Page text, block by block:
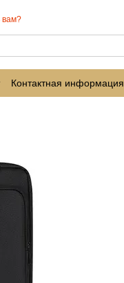
вам?
Контактная информация